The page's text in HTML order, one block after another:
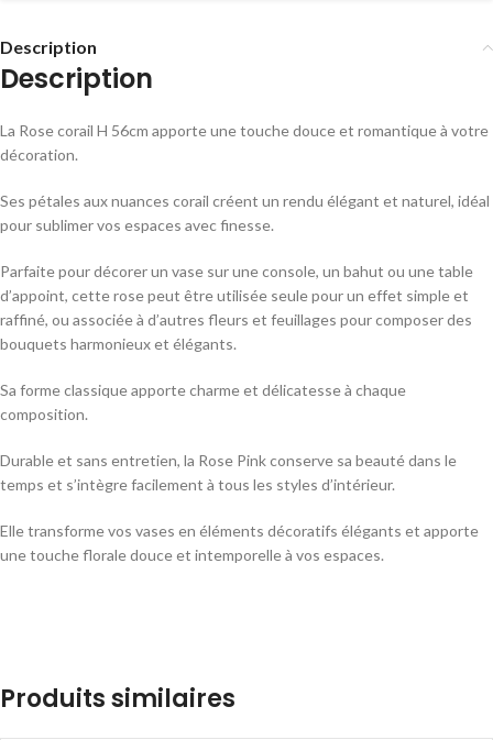
Description
Description
La Rose corail H 56cm apporte une touche douce et romantique à votre
décoration.
Ses pétales aux nuances corail créent un rendu élégant et naturel, idéal
pour sublimer vos espaces avec finesse.
Parfaite pour décorer un vase sur une console, un bahut ou une table
d’appoint, cette rose peut être utilisée seule pour un effet simple et
raffiné, ou associée à d’autres fleurs et feuillages pour composer des
bouquets harmonieux et élégants.
Sa forme classique apporte charme et délicatesse à chaque
composition.
Durable et sans entretien, la Rose Pink conserve sa beauté dans le
temps et s’intègre facilement à tous les styles d’intérieur.
Elle transforme vos vases en éléments décoratifs élégants et apporte
une touche florale douce et intemporelle à vos espaces.
Produits similaires